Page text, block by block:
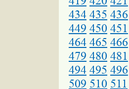
434 435 436
449 450 451
464 465 466
479 480 481
494 495 496
509 510 511